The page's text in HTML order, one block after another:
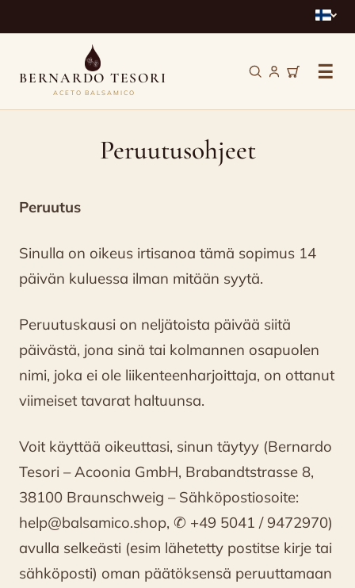
BERNARDO TESORI
ACETO BALSAMICO
☰
Peruutusohjeet
Peruutus
Sinulla on oikeus irtisanoa tämä sopimus 14
päivän kuluessa ilman mitään syytä.
Peruutuskausi on neljätoista päivää siitä
päivästä, jona sinä tai kolmannen osapuolen
nimi, joka ei ole liikenteenharjoittaja, on ottanut
viimeiset tavarat haltuunsa.
Voit käyttää oikeuttasi, sinun täytyy (Bernardo
Tesori – Acoonia GmbH, Brabandtstrasse 8,
38100 Braunschweig – Sähköpostiosoite:
help@balsamico.shop, ✆ +49 5041 / 9472970)
avulla selkeästi (esim lähetetty postitse kirje tai
sähköposti) oman päätöksensä peruuttamaan